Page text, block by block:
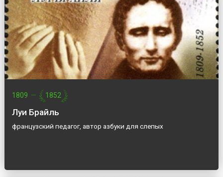
1809 — 1852
Луи Брайль
французский педагог, автор азбуки для слепых